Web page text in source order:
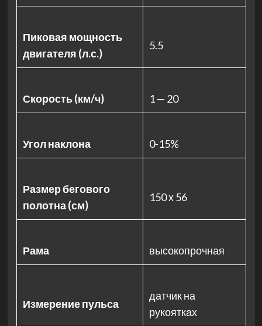
Пиковая мощность
двигателя (л.с.)
5.5
Скорость (км/ч) 1 — 20
Угол наклона 0-15%
Размер бегового
полотна (см)
150 х 56
Рама высокопрочная
Измерение пульса
датчик на
рукоятках